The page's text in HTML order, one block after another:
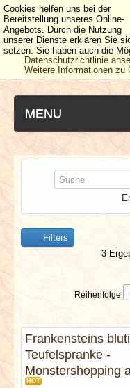
MENU
NEUESTE
NEWS & DATES
BERICHTE
SPECIALS
Filters
3
Reihenfolge
Frankensteins
Teufelspranke -
Monstershopping
HOT
Cookies helfen uns bei der
Bereitstellung unseres Online-
Angebots. Durch die Nutzung
unserer Dienste erklären Sie
setzen. Sie haben auch die
Datenschutzrichtlinie
Weitere Informationen zu